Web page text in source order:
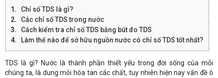
Chỉ số TDS là gì?
Các chỉ số TDS trong nước
Cách kiểm tra chỉ số TDS bằng bút đo TDS
Làm thế nào để sở hữu nguồn nước có chỉ số TDS tốt nhất?
TDS là gì? Nước là thành phần thiết yếu trong đời sống của mỗi
chúng ta, là dung môi hòa tan các chất, tuy nhiên hiện nay vấn đề ô